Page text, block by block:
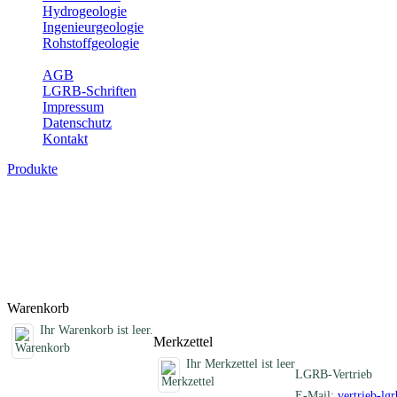
Hydrogeologie
Ingenieurgeologie
Rohstoffgeologie
AGB
LGRB-Schriften
Impressum
Datenschutz
Kontakt
Produkte
Warenkorb
Ihr Warenkorb ist leer.
Merkzettel
Ihr Merkzettel ist leer
LGRB-Vertrieb